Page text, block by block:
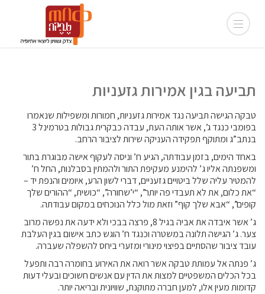
תביעה בגין אמירות גזעניות
טבקה הגישה תביעה נגד אמירות גזעניות, חמורות ומשפילות שנאמרו
בפומבי כנגד ג’, אשר אותה העת, עבדה כבקרית גבולות בטרמינל 3
בנתב”ג ומתוקף תפקידה העניקה שירות לציבור הרחב.
באחד הימים, בזמן עבודתה, הגיע ח’ וניסה לעקוף אישה מבוגרת בתור
ומשפנתה אליו ג’ להימנע מעקיפת התור ולהמתין בסבלנות, החל ח’
להמטיר עליה שלל ביטויים גזעניים, דברי לשון הרע, איומים והנפת יד –
“את כלום, את לא תעבדי פה יותר”, “י’שחורה”, “כושית, “ההורים שלך
קופים”, “אבא שלך קוף” וזאת מול כלל הנוכחים במקום עבודתה.
ג’ אשר איבדה את אביה בגיל 8, פרצה בבכי ולא ידעה את נפשה מרוב
צער. ג’ הגישה תלונה במשטרה וכנגד ח’ הוגש כתב אישום בגין העלבת
עובד ציבור שהסתיים בפיצוי מינורי ומזערי ביחס להשפלה שעברה.
ג’ פנתה אל עמותת טבקה אשר רואה את האירוע בחומרה רבה ותפעל
בכל הכלים המשפטיים למצות את הדין עם אנשים חשוכים ובעלי דעות
קדומות מעין אלו, למען חברה מתוקנת, שוויונית ובריאה יותר.